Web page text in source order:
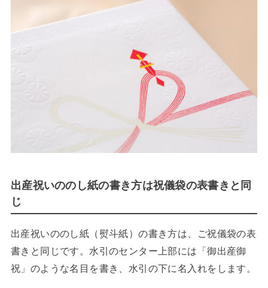
出産祝いののし紙の書き方は祝儀袋の表書きと同
じ
出産祝いののし紙（熨斗紙）の書き方は、ご祝儀袋の表
書きと同じです。水引のセンター上部には「御出産御
祝」のような名目を書き、水引の下に名入れをします。